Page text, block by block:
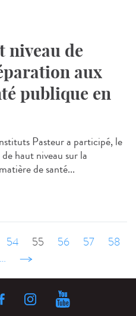
niveau de
aux
publique en
Pasteur a participé, le
haut niveau sur la
de santé...
54 55 56 57
58
… suivant ›